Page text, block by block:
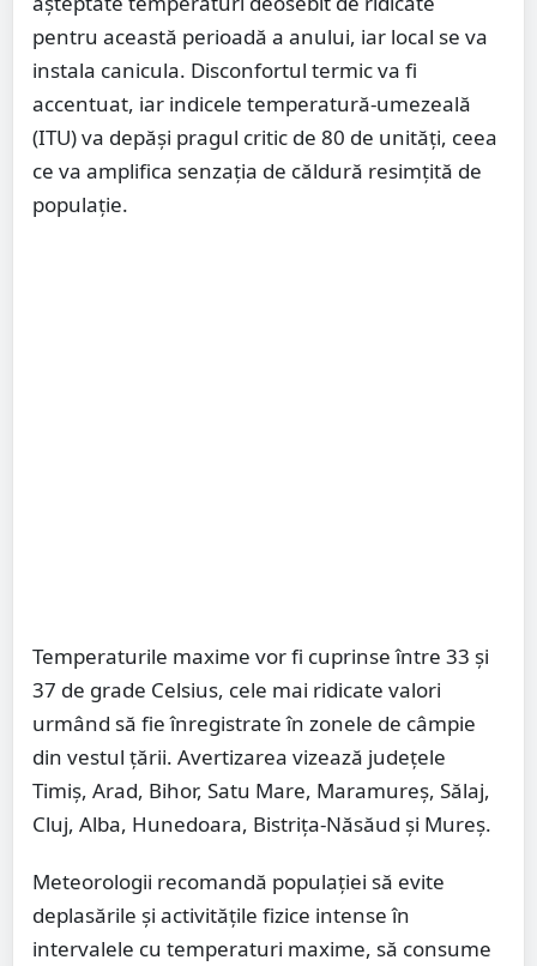
pentru această perioadă a anului, iar local se va
instala canicula. Disconfortul termic va fi
accentuat, iar indicele temperatură-umezeală
(ITU) va depăși pragul critic de 80 de unități, ceea
ce va amplifica senzația de căldură resimțită de
populație.
Temperaturile maxime vor fi cuprinse între 33 și
37 de grade Celsius, cele mai ridicate valori
urmând să fie înregistrate în zonele de câmpie
din vestul țării. Avertizarea vizează județele
Timiș, Arad, Bihor, Satu Mare, Maramureș, Sălaj,
Cluj, Alba, Hunedoara, Bistrița-Năsăud și Mureș.
Meteorologii recomandă populației să evite
deplasările și activitățile fizice intense în
intervalele cu temperaturi maxime, să consume